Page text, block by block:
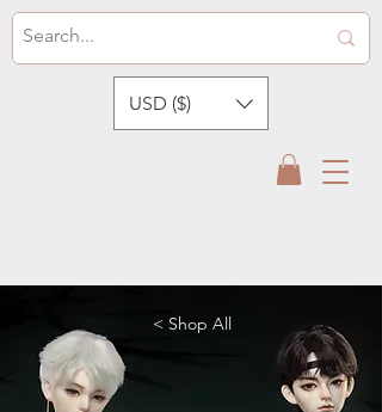
USD ($)
< Shop All